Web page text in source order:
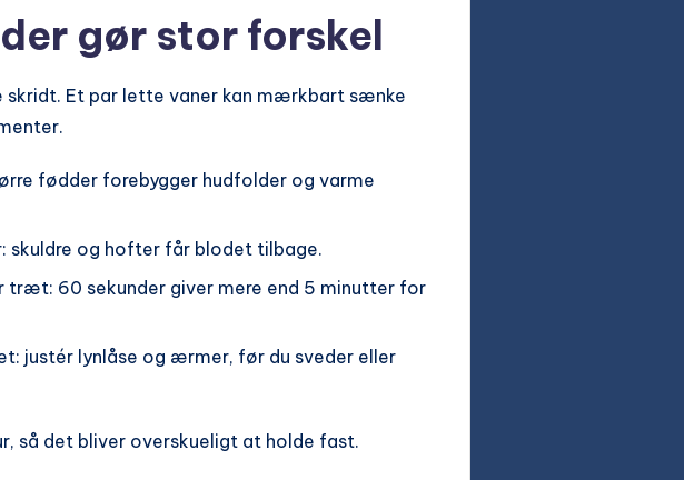
gør stor forskel
skridt. Et par lette vaner kan mærkbart sænke
fødder forebygger hudfolder og varme
skuldre og hofter får blodet tilbage.
træt: 60 sekunder giver mere end 5 minutter for
justér lynlåse og ærmer, før du sveder eller
så det bliver overskueligt at holde fast.